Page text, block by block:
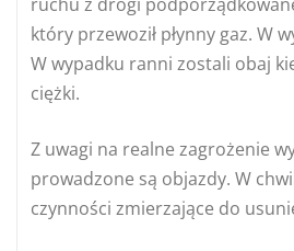
który przewoził płynny gaz. W
W wypadku ranni zostali obaj
ciężki.
Z uwagi na realne zagrożenie
prowadzone są objazdy. W
czynności zmierzające do